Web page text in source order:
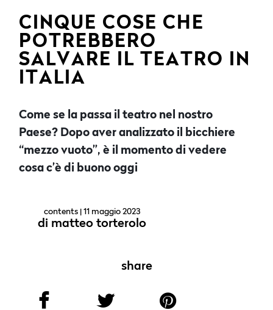
CINQUE COSE CHE
POTREBBERO
SALVARE IL TEATRO IN
ITALIA
Come se la passa il teatro nel nostro
Paese? Dopo aver analizzato il bicchiere
“mezzo vuoto”, è il momento di vedere
cosa c’è di buono oggi
contents| 11 maggio 2023
di matteo torterolo
share